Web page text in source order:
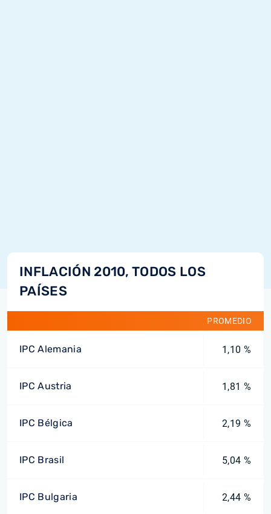
INFLACIÓN 2010, TODOS LOS
PAÍSES
PROMEDIO
IPC Alemania 1,10 %
IPC Austria 1,81 %
IPC Bélgica 2,19 %
IPC Brasil 5,04 %
IPC Bulgaria 2,44 %